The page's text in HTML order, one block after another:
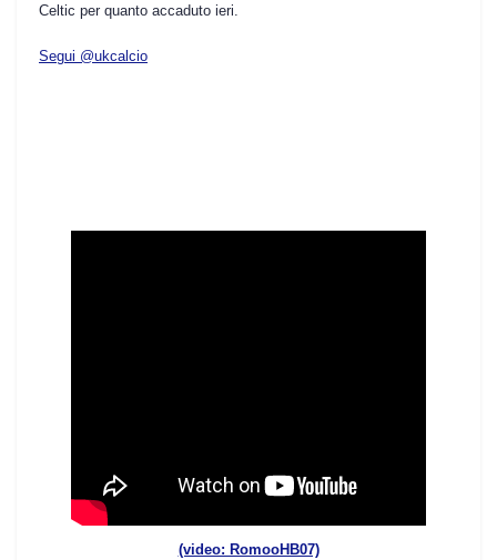
Celtic per quanto accaduto ieri.
Segui @ukcalcio
(video: RomooHB07)